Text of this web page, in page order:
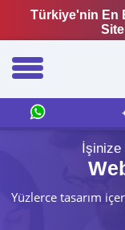
Türkiye'nin En
İşinize
Yüzlerce tasarım